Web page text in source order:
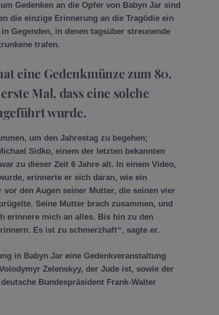
Gedenken an die Opfer von Babyn Jar sind
die einzige Erinnerung an die Tragödie ein
Gegenden, in denen tagsüber streunende
trafen.
eine Gedenkmünze zum 80.
Mal, dass eine solche
wurde.
um den Jahrestag zu begehen;
Sidko, einem der letzten bekannten
zu dieser Zeit 6 Jahre alt. In einem Video,
erinnerte er sich daran, wie ein
den Augen seiner Mutter, die seinen vier
Seine Mutter brach zusammen, und
erinnere mich an alles. Bis hin zu den
Es ist zu schmerzhaft“, sagte er.
in Babyn Jar eine Gedenkveranstaltung
Zelenskyy, der Jude ist, sowie der
Bundespräsident Frank-Walter